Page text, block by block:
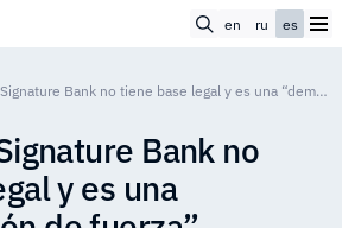
en ru es
El cierre de Signature Bank no tiene base legal y es una “demostración de fuerza”
Bank no
y es una